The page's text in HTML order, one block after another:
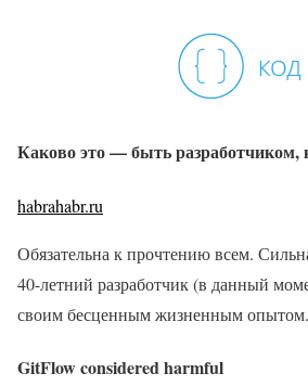
Каково это — быть разработчиком,
habrahabr.ru
Обязательна к прочтению всем.
40-летний разработчик (в данный
своим бесценным жизненным опытом.
GitFlow considered harmful